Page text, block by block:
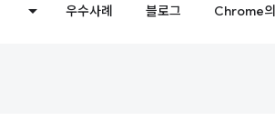
우수사례 블로그 Chrome의